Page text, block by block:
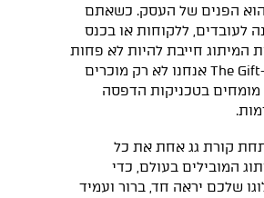
הוא הפנים של העסק. כשאתם
לעובדים, ללקוחות או בכנס
המיתוג חייבת להיות לא פחות
ממושלמת. ב-The Gift אנחנו לא רק מוכרים
מומחים בטכניקות הדפסה
קורת גג אחת את כל
המובילים בעולם, כדי
שלכם יראה חד, ברור ועמיד